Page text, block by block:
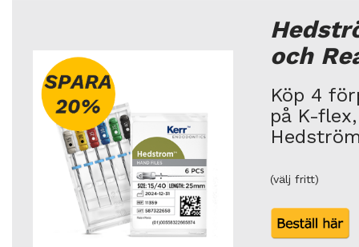
och
Köp 4
på K-
(välj fritt)